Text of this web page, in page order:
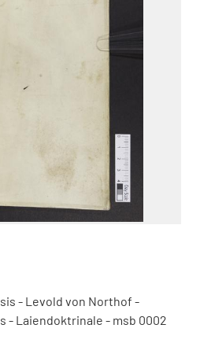
- Levold von Northof -
- Laiendoktrinale - msb 0002